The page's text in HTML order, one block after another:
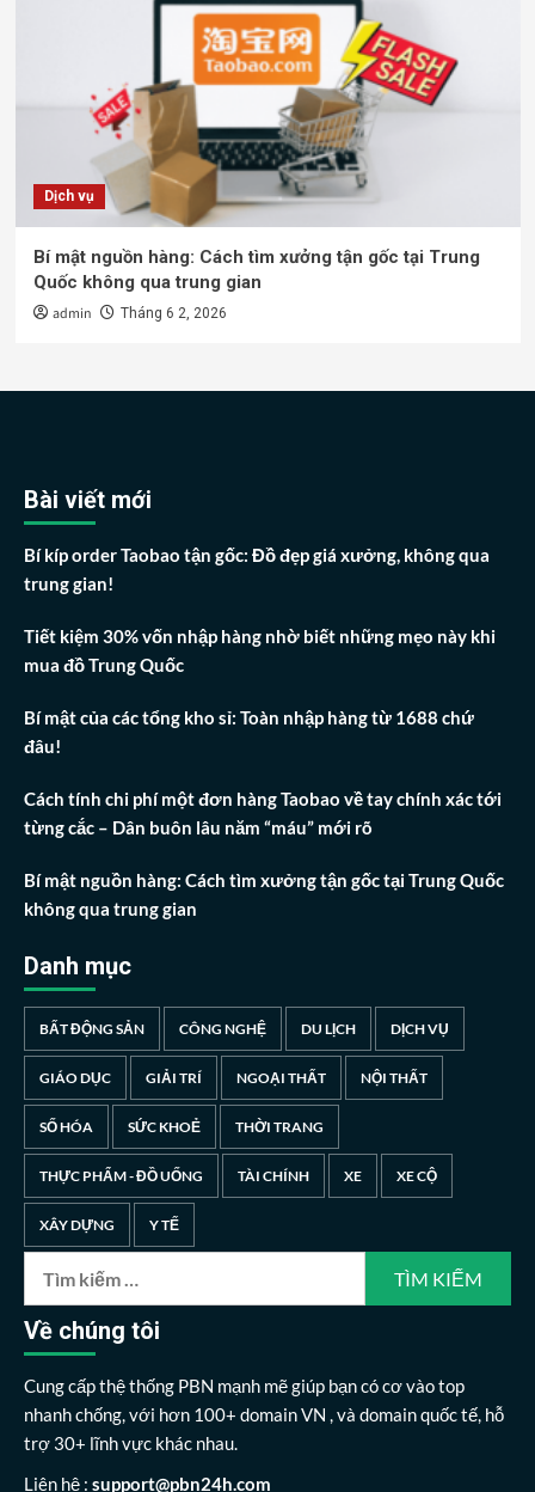
Dịch vụ
Bí mật nguồn hàng: Cách tìm xưởng tận gốc tại Trung
Quốc không qua trung gian
admin Tháng 6 2, 2026
Bài viết mới
Bí kíp order Taobao tận gốc: Đồ đẹp giá xưởng, không qua
trung gian!
Tiết kiệm 30% vốn nhập hàng nhờ biết những mẹo này khi
mua đồ Trung Quốc
Bí mật của các tổng kho sỉ: Toàn nhập hàng từ 1688 chứ
đâu!
Cách tính chi phí một đơn hàng Taobao về tay chính xác tới
từng cắc – Dân buôn lâu năm “máu” mới rõ
Bí mật nguồn hàng: Cách tìm xưởng tận gốc tại Trung Quốc
không qua trung gian
Danh mục
BẤT ĐỘNG SẢN CÔNG NGHỆ DU LỊCH DỊCH VỤ
GIÁO DỤC GIẢI TRÍ NGOẠI THẤT NỘI THẤT
SỐ HÓA SỨC KHOẺ THỜI TRANG
THỰC PHẨM - ĐỒ UỐNG TÀI CHÍNH XE XE CỘ
XÂY DỰNG Y TẾ
cho:
Về chúng tôi
Cung cấp thệ thống PBN mạnh mẽ giúp bạn có cơ vào top
nhanh chống, với hơn 100+ domain VN , và domain quốc tế, hỗ
trợ 30+ lĩnh vực khác nhau.
Liên hệ : support@pbn24h.com